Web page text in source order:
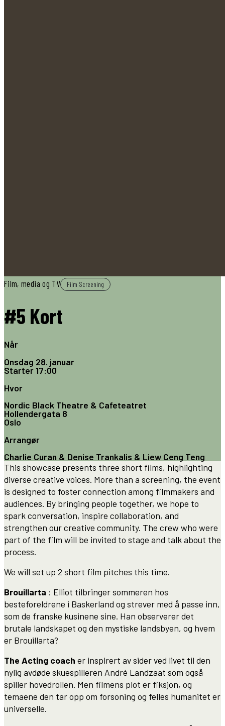
Film, media og TV Film Screening
#5 Kort
Når
Onsdag 28. januar
Starter17:00
Hvor
Nordic Black Theatre & Cafeteatret
Hollendergata 8
Oslo
Arrangør
Charlie Curan & Denise Trankalis & Liew Ceng Teng
This showcase presents three short films, highlighting
diverse creative voices. More than a screening, the event
is designed to foster connection among filmmakers and
audiences. By bringing people together, we hope to
spark conversation, inspire collaboration, and
strengthen our creative community. The crew who were
part of the film will be invited to stage and talk about the
process.
We will set up 2 short film pitches this time.
Brouillarta : Elliot tilbringer sommeren hos
besteforeldrene i Baskerland og strever med å passe inn,
som de franske kusinene sine. Han observerer det
brutale landskapet og den mystiske landsbyen, og hvem
er Brouillarta?
The Acting coach er inspirert av sider ved livet til den
nylig avdøde skuespilleren André Landzaat som også
spiller hovedrollen. Men filmens plot er fiksjon, og
temaene den tar opp om forsoning og felles humanitet er
universelle.